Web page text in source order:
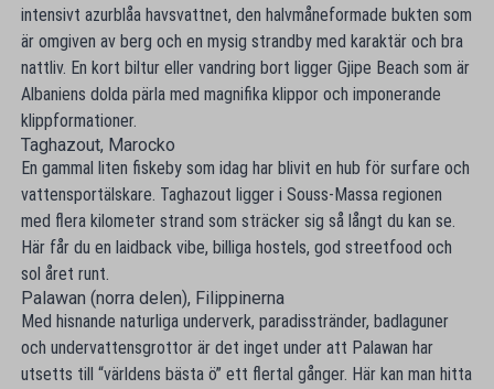
intensivt azurblåa havsvattnet, den halvmåneformade bukten som
är omgiven av berg och en mysig strandby med karaktär och bra
nattliv. En kort biltur eller vandring bort ligger Gjipe Beach som är
Albaniens dolda pärla med magnifika klippor och imponerande
klippformationer.
Taghazout, Marocko
En gammal liten fiskeby som idag har blivit en hub för surfare och
vattensportälskare. Taghazout ligger i Souss-Massa regionen
med flera kilometer strand som sträcker sig så långt du kan se.
Här får du en laidback vibe, billiga hostels, god streetfood och
sol året runt.
Palawan (norra delen), Filippinerna
Med hisnande naturliga underverk, paradisstränder, badlaguner
och undervattensgrottor är det inget under att Palawan har
utsetts till “världens bästa ö” ett flertal gånger. Här kan man hitta